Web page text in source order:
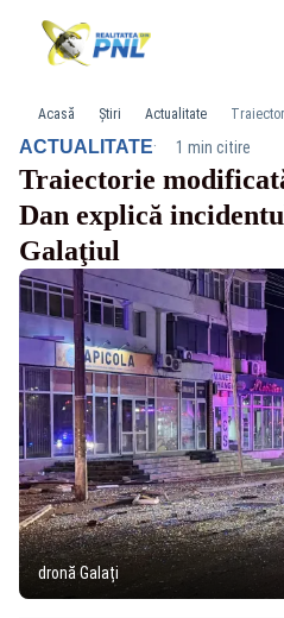
Acasă Știri Actualitate
ACTUALITATE· 1 min citire
Traiectorie
Dan explică
Galaţiul
dronă Galați